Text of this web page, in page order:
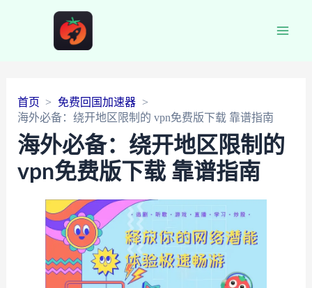
首页
免费回国加速器
海外必备：绕开地区限制的 vpn免费版下载 靠谱指南
海外必备：绕开地区限制的
vpn免费版下载 靠谱指南